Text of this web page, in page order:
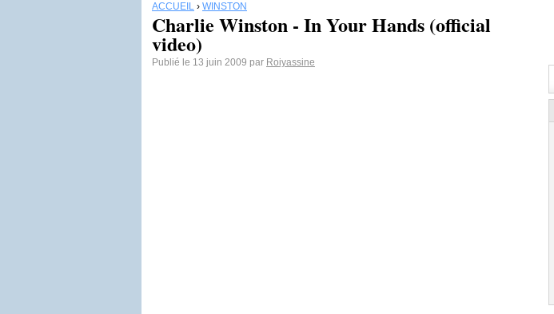
ACCUEIL › WINSTON
Charlie Winston - In Your Hands (official
video)
Publié le 13 juin 2009 par Roiyassine